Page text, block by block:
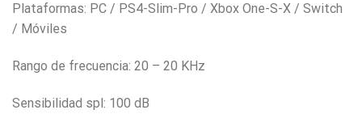
Plataformas: PC / PS4-Slim-Pro / Xbox One-S-X / Switch
/ Móviles
Rango de frecuencia: 20 – 20 KHz
Sensibilidad spl: 100 dB